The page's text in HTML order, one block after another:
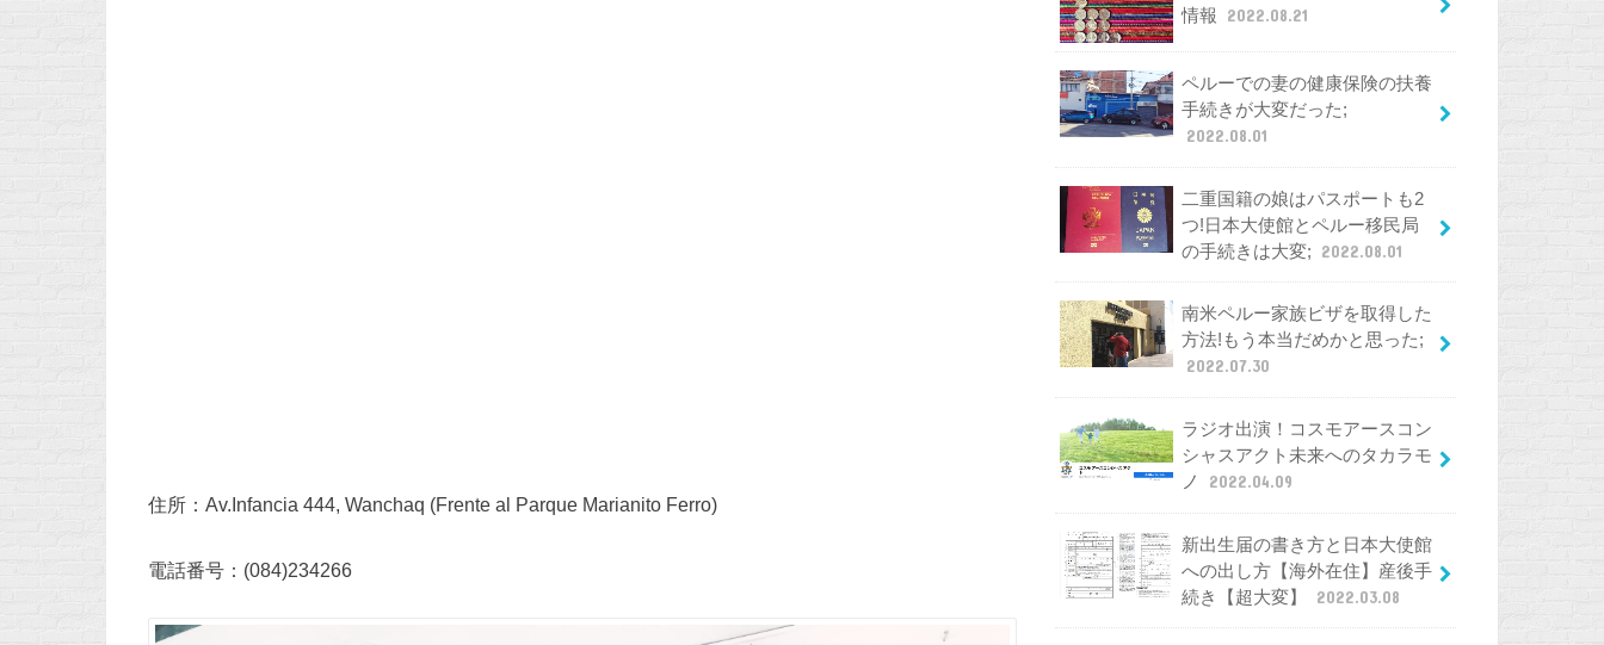
住所：Av.Infancia 444, Wanchaq (Frente al Parque Marianito Ferro)
電話番号：(084)234266
情報
2022.08.21
ペルーでの妻の健康保険の扶養
手続きが大変だった;
2022.08.01
二重国籍の娘はパスポートも2
つ!日本大使館とペルー移民局
の手続きは大変;
2022.08.01
南米ペルー家族ビザを取得した
方法!もう本当だめかと思った;
2022.07.30
ラジオ出演！コスモアースコン
シャスアクト未来へのタカラモ
ノ
2022.04.09
新出生届の書き方と日本大使館
への出し方【海外在住】産後手
続き【超大変】
2022.03.08